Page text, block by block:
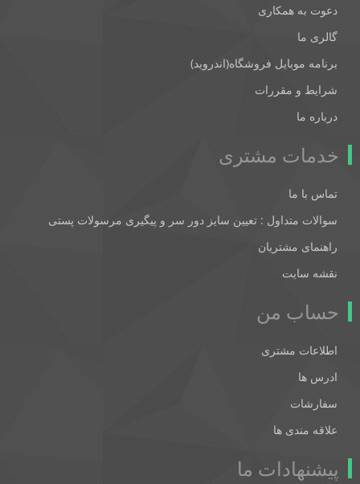
دعوت به همکاری
گالری ما
برنامه موبایل فروشگاه(اندروید)
شرایط و مقررات
درباره ما
خدمات مشتری
تماس با ما
سوالات متداول : تعیین سایز دور سر و پیگیری مرسولات پستی
راهنمای مشتریان
نقشه سایت
حساب من
اطلاعات مشتری
ادرس ها
سفارشات
علاقه مندی ها
پیشنهادات ما